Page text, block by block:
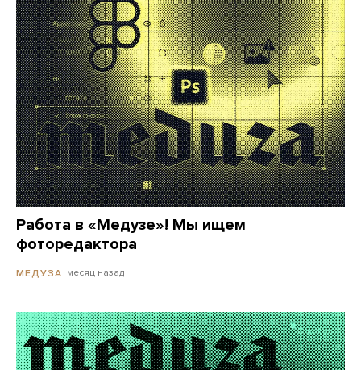
Работа в «Медузе»! Мы ищем
фоторедактора
МЕДУЗА месяц назад